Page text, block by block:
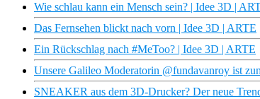
Wie schlau kann ein Mensch sein? | Idee 3D |
Das Fernsehen blickt nach vorn | Idee 3D | ARTE
Ein Rückschlag nach #MeToo? | Idee 3D | ARTE
Unsere Galileo Moderatorin @fundavanroy ist
SNEAKER aus dem 3D-Drucker? Der neue